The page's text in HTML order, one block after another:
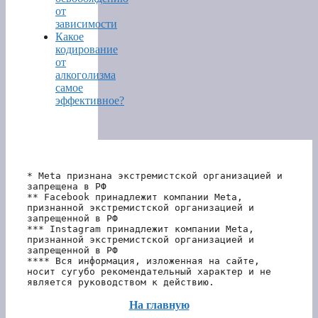
от
зависимости
Какое
кодирование
от
алкоголизма
самое
эффективное?
* Meta признана экстремистской организацией и
запрещена в РФ
** Facebook принадлежит компании Meta,
признанной экстремистской организацией и
запрещенной в РФ
*** Instagram принадлежит компании Meta,
признанной экстремистской организацией и
запрещенной в РФ
**** Вся информация, изложенная на сайте,
носит сугубо рекомендательный характер и не
является руководством к действию.
На главную